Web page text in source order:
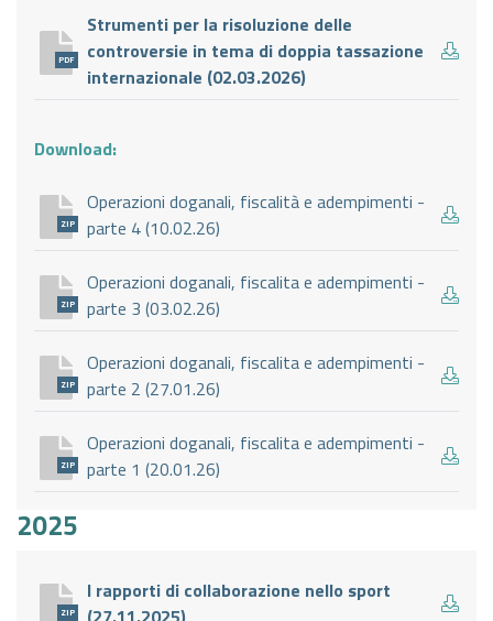
PDF
Strumenti per la risoluzione delle
controversie in tema di doppia tassazione
internazionale (02.03.2026)
Download:
ZIP
Operazioni doganali, fiscalità e adempimenti -
parte 4 (10.02.26)
ZIP
Operazioni doganali, fiscalita e adempimenti -
parte 3 (03.02.26)
ZIP
Operazioni doganali, fiscalita e adempimenti -
parte 2 (27.01.26)
ZIP
Operazioni doganali, fiscalita e adempimenti -
parte 1 (20.01.26)
2025
ZIP
I rapporti di collaborazione nello sport